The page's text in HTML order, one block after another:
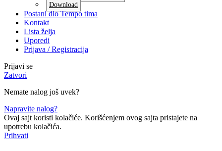
Download
Postani dio Tempo tima
Kontakt
Lista želja
Uporedi
Prijava / Registracija
Prijavi se
Zatvori
Nemate nalog još uvek?
Napravite nalog?
Ovaj sajt koristi kolačiće. Korišćenjem ovog sajta pristajete na
upotrebu kolačića.
Prihvati